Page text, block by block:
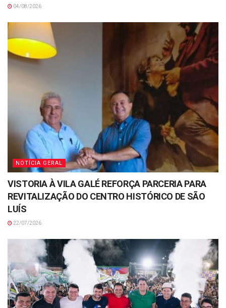
04/08/2026
NOTÍCIA GERAL
VISTORIA À VILA GALÉ REFORÇA PARCERIA PARA
REVITALIZAÇÃO DO CENTRO HISTÓRICO DE SÃO
LUÍS
22/07/2026